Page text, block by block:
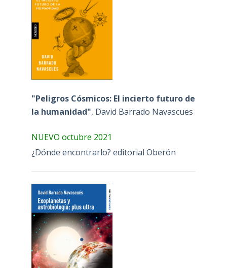
"Peligros Cósmicos: El incierto futuro de
la humanidad", David Barrado Navascues
NUEVO octubre 2021
¿Dónde encontrarlo? editorial Oberón